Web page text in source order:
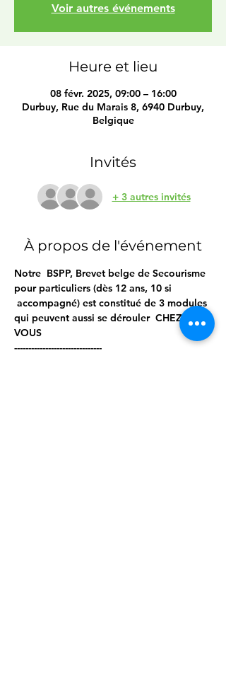
Voir autres événements
Heure et lieu
08 févr. 2025, 09:00 – 16:00
Durbuy, Rue du Marais 8, 6940 Durbuy,
Belgique
Invités
+ 3 autres invités
À propos de l'événement
Notre  BSPP, Brevet belge de Secourisme
pour particuliers (dès 12 ans, 10 si
accompagné) est constitué de 3 modules
qui peuvent aussi se dérouler  CHEZ
VOUS
-------------------------------